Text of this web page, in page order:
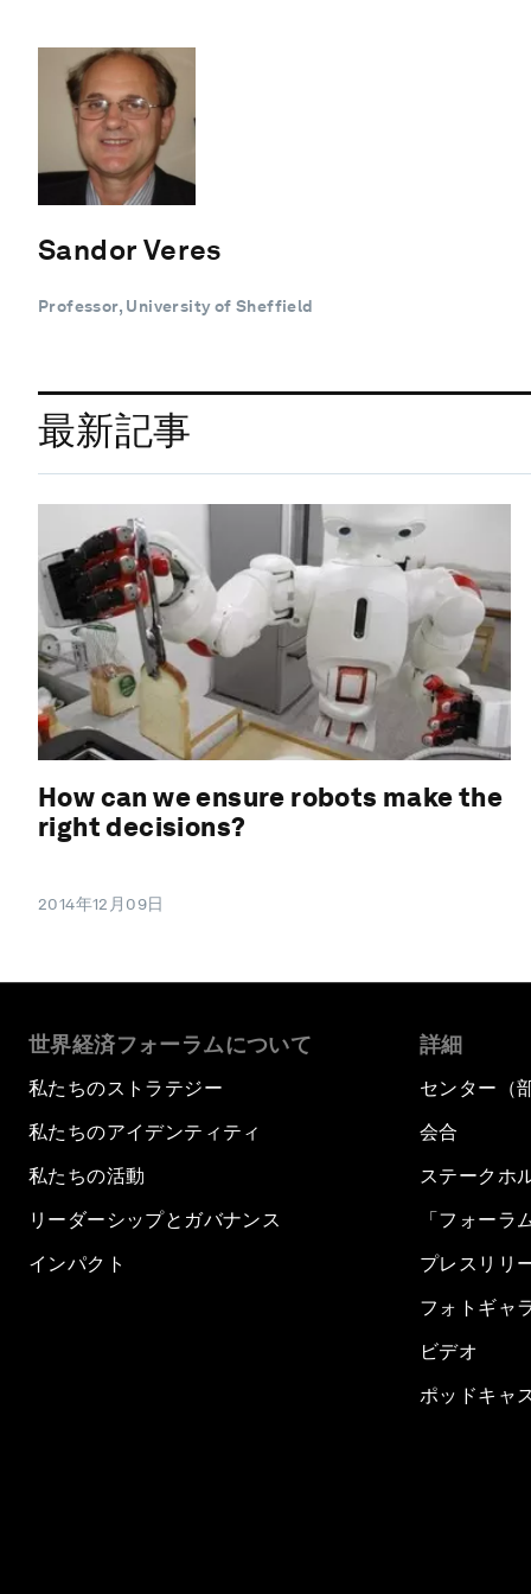
Sandor Veres
Professor, University of Sheffield
最新記事
How can we ensure robots make the
right decisions?
2014年12月09日
世界経済フォーラムについて
私たちのストラテジー
私たちのアイデンティティ
私たちの活動
リーダーシップとガバナンス
インパクト
詳細
センター（
会合
ステークホ
「フォーラ
プレスリリ
フォトギャ
ビデオ
ポッドキャ